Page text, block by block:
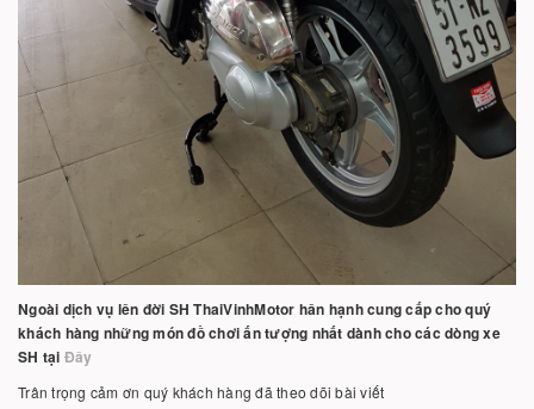
Ngoài dịch vụ lên đời SH ThaiVinhMotor hân hạnh cung cấp cho quý
khách hàng những món đồ chơi ấn tượng nhất dành cho các dòng xe
SH tại Đây
Trân trọng cảm ơn quý khách hàng đã theo dõi bài viết